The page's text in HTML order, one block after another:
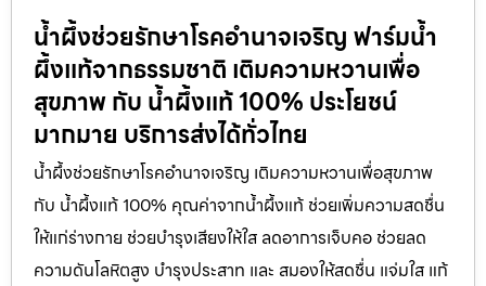
น้ำผึ้งช่วยรักษาโรคอำนาจเจริญ ฟาร์มน้ำ
ผึ้งแท้จากธรรมชาติ เติมความหวานเพื่อ
สุขภาพ กับ น้ำผึ้งแท้ 100% ประโยชน์
มากมาย บริการส่งได้ทั่วไทย
น้ำผึ้งช่วยรักษาโรคอำนาจเจริญ เติมความหวานเพื่อสุขภาพ
กับ น้ำผึ้งแท้ 100% คุณค่าจากน้ำผึ้งแท้ ช่วยเพิ่มความสดชื่น
ให้แก่ร่างกาย ช่วยบำรุงเสียงให้ใส ลดอาการเจ็บคอ ช่วยลด
ความดันโลหิตสูง บำรุงประสาท และ สมองให้สดชื่น แจ่มใส แก้